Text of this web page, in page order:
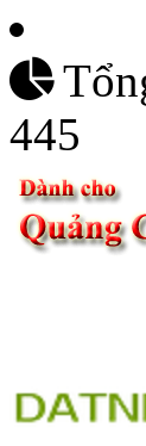
Tổng
445